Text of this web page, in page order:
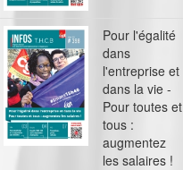
Pour l'égalité
dans
l'entreprise et
dans la vie -
Pour toutes et
tous :
augmentez
les salaires !